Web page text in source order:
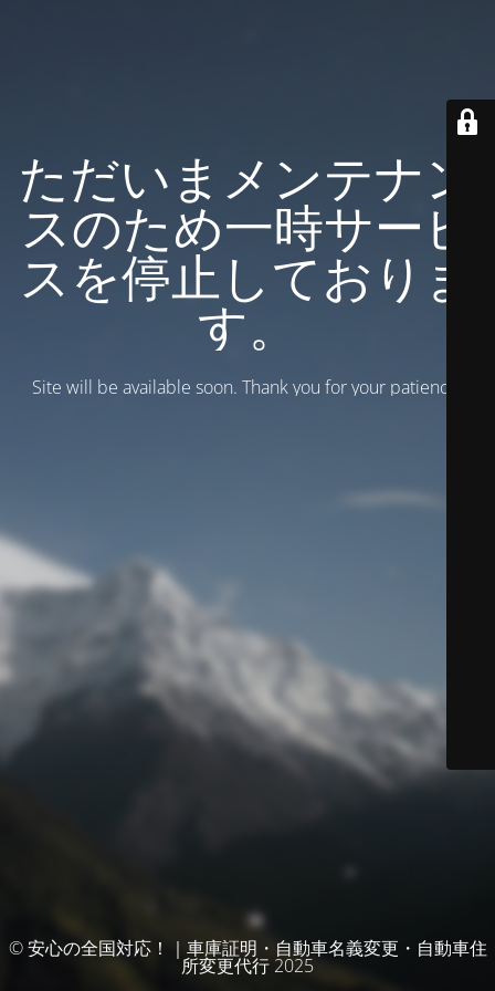
ただいまメンテナン
スのため一時サービ
スを停止しておりま
す。
Site will be available soon. Thank you for your patience!
© 安心の全国対応！｜車庫証明・自動車名義変更・自動車住
所変更代行 2025